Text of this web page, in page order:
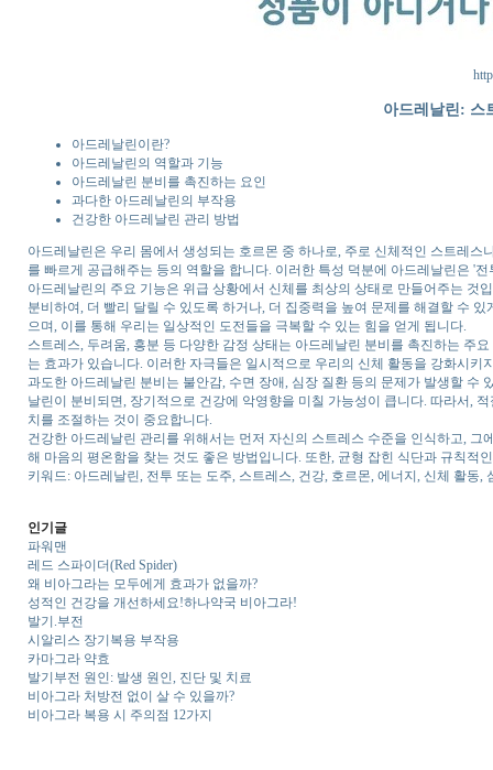
아드레날린: 스
아드레날린이란?
아드레날린의 역할과 기능
아드레날린 분비를 촉진하는 요인
과다한 아드레날린의 부작용
건강한 아드레날린 관리 방법
아드레날린은 우리 몸에서 생성되는 호르몬 중 하나로, 주로 신체적인 스트레
를 빠르게 공급해주는 등의 역할을 합니다. 이러한 특성 덕분에 아드레날린은 '
아드레날린의 주요 기능은 위급 상황에서 신체를 최상의 상태로 만들어주는
분비하여, 더 빨리 달릴 수 있도록 하거나, 더 집중력을 높여 문제를 해결할 수
으며, 이를 통해 우리는 일상적인 도전들을 극복할 수 있는 힘을 얻게 됩니다.
스트레스, 두려움, 흥분 등 다양한 감정 상태는 아드레날린 분비를 촉진하는 주
는 효과가 있습니다. 이러한 자극들은 일시적으로 우리의 신체 활동을 강화시
과도한 아드레날린 분비는 불안감, 수면 장애, 심장 질환 등의 문제가 발생할
날린이 분비되면, 장기적으로 건강에 악영향을 미칠 가능성이 큽니다. 따라서,
치를 조절하는 것이 중요합니다.
건강한 아드레날린 관리를 위해서는 먼저 자신의 스트레스 수준을 인식하고,
해 마음의 평온함을 찾는 것도 좋은 방법입니다. 또한, 균형 잡힌 식단과 규칙적
키워드: 아드레날린, 전투 또는 도주, 스트레스, 건강, 호르몬, 에너지, 신체 활동
인기글
파워맨
레드 스파이더(Red Spider)
왜 비아그라는 모두에게 효과가 없을까?
성적인 건강을 개선하세요!하나약국 비아그라!
발기.부전
시알리스 장기복용 부작용
카마그라 약효
발기부전 원인: 발생 원인, 진단 및 치료
비아그라 처방전 없이 살 수 있을까?
비아그라 복용 시 주의점 12가지